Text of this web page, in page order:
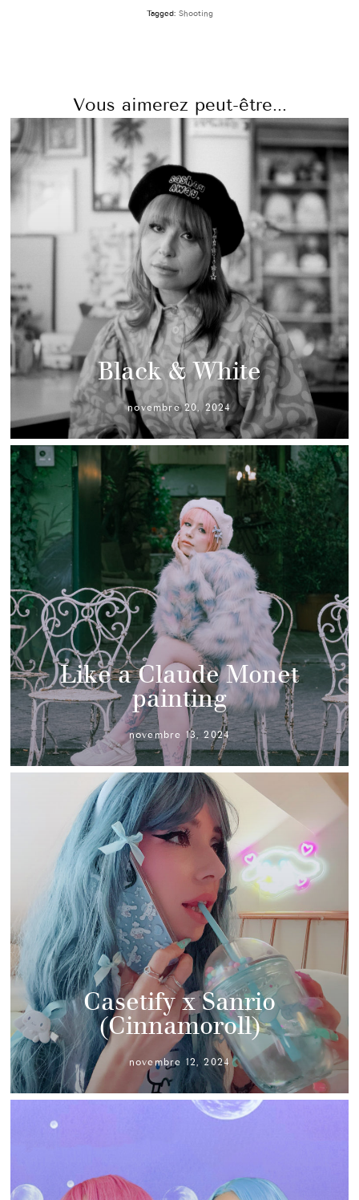
Tagged: Shooting
Vous aimerez peut-être...
Black & White
novembre 20, 2024
Like a Claude Monet
painting
novembre 13, 2024
Casetify x Sanrio
(Cinnamoroll)
novembre 12, 2024